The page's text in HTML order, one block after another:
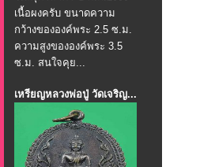
เนื้อผงครับ ขนาดความ
กว้างขององค์พระ 2.5 ซ.ม.
ความสูงขององค์พระ 3.5
ซ.ม. สนใจคุย...
เหรียญหลวงพ่อปู่ วัดเจริญ...